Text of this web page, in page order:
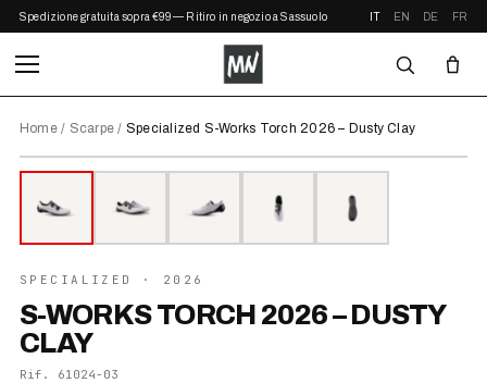
Spedizione gratuita sopra €99 — Ritiro in negozio a Sassuolo IT EN DE FR
Home/ Scarpe / Specialized S-Works Torch 2026 – Dusty Clay
⤢ ZOOM
SPECIALIZED · 2026
S-WORKS TORCH 2026 – DUSTY
CLAY
Rif. 61024-03